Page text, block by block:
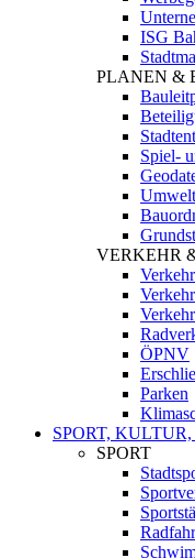
ISG
PLANEN &
Spiel-
Umwelt
VERKEHR
ÖPNV
Parken
SPORT,
SPORT